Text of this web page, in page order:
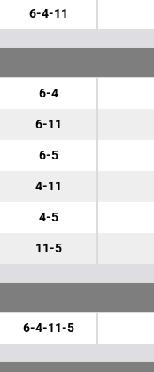
6-4-11
6-4
6-11
6-5
4-11
4-5
11-5
6-4-11-5